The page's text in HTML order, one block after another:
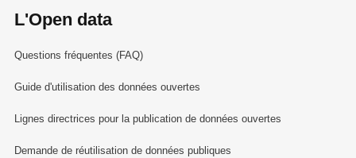
L'Open data
Questions fréquentes (FAQ)
Guide d'utilisation des données ouvertes
Lignes directrices pour la publication de données ouvertes
Demande de réutilisation de données publiques